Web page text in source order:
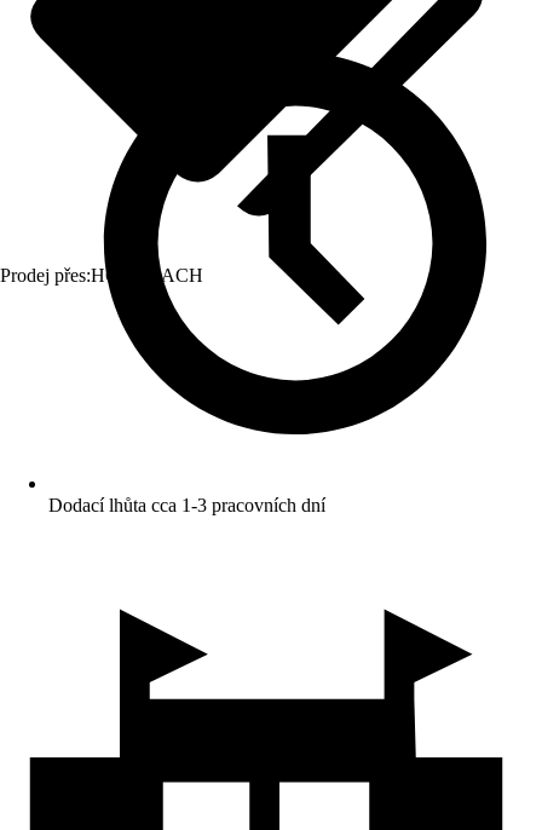
Prodej přes:HORNBACH
Dodací lhůta cca 1-3 pracovních dní